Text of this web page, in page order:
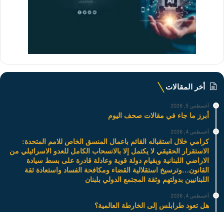
أخر المقالات
أغسطس 5, 2026
أبرز ما جاء في مقالات صحف اليوم
أغسطس 4, 2026
كرامي خلال استقباله القائم باعمال المنسق الخاص للامم المتحدة:
الاستقرار الحقيقي لا يكتمل إلا بالانسحاب الكامل للعدو الاسرائيلي من
الاراضي اللبنانية وبقيام دولة قوية وعادلة قادرة على بسط سيادة
القانون…وترسيخ استقلالية القضاء ومكافحة الفساد واستعادة ثقة
اللبنانيين بدولتهم وثقة المجتمع الدولي بلبنان
أغسطس 4, 2026
هل تعود طرابلس إلى الخارطة العالمية؟